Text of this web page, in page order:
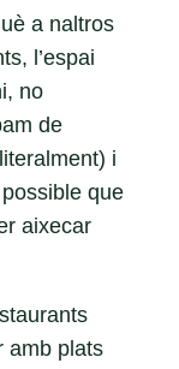
a naltros
l’espai
no
de
i
que
aixecar
amb plats